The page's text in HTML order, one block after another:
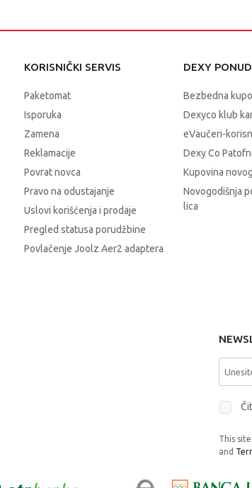
KORISNIČKI SERVIS
Paketomat
Isporuka
Zamena
Reklamacije
Povrat novca
Pravo na odustajanje
Uslovi korišćenja i prodaje
Pregled statusa porudžbine
Povlačenje Joolz Aer2 adaptera
DEXY
Bezbedna
Dexyco klub
eVaučeri-
Dexy Co
Kupovina
Novogodišnja
lica
This
and